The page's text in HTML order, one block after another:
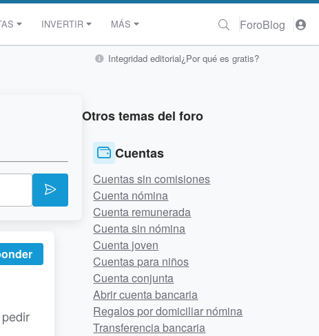
INVERTIR MÁS ForoBlog
Integridad editorial¿Por qué es gratis?
Otros temas del foro
Cuentas
Cuentas sin comisiones
Cuenta nómina
Cuenta remunerada
Cuenta sin nómina
Cuenta joven
Cuentas para niños
Cuenta conjunta
Abrir cuenta bancaria
Regalos por domiciliar nómina
Transferencia bancaria